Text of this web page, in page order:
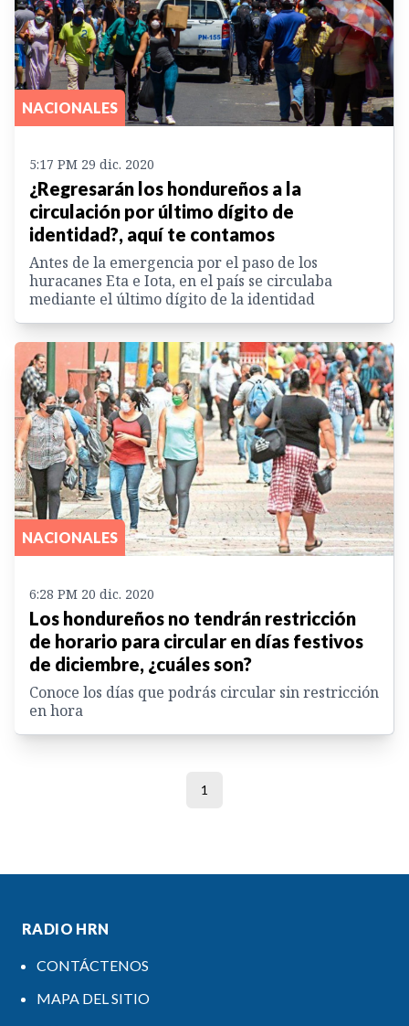
NACIONALES
5:17 PM 29 dic. 2020
¿Regresarán los hondureños a la
circulación por último dígito de
identidad?, aquí te contamos
Antes de la emergencia por el paso de los
huracanes Eta e Iota, en el país se circulaba
mediante el último dígito de la identidad
NACIONALES
6:28 PM 20 dic. 2020
Los hondureños no tendrán restricción
de horario para circular en días festivos
de diciembre, ¿cuáles son?
Conoce los días que podrás circular sin restricción
en hora
1
RADIO HRN
CONTÁCTENOS
MAPA DEL SITIO